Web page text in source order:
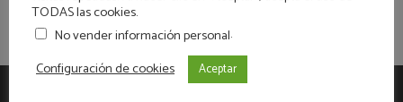
TODAS las cookies.
No vender información personal.
Configuración de cookies
Aceptar